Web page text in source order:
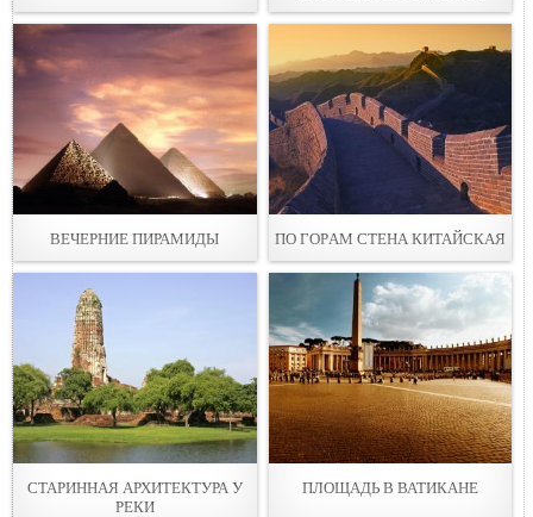
ВЕЧЕРНИE ПИРАМИДЫ ПО ГОРAМ СТЕНА КИТАЙСКАЯ
СТАРИННАЯ АРХИТЕКТУРА У
РEКИ
ПЛОЩАДЬ В ВАТИКАНE